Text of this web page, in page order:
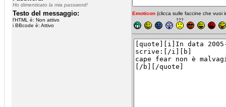
Ho dimenticato la mia password!
Testo del messaggio:
l'HTML è: Non attivo
i BBcode è: Attivo
Emoticon (clicca sulle faccine che vuoi